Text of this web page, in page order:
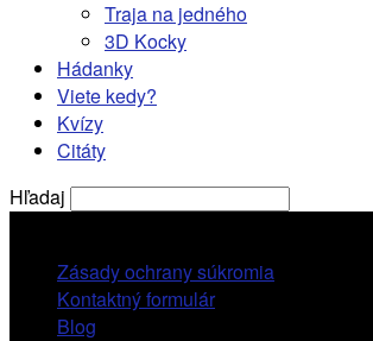
Traja na jedného
3D Kocky
Hádanky
Viete kedy?
Kvízy
Citáty
Hľadaj
Zásady ochrany súkromia
Kontaktný formulár
Blog